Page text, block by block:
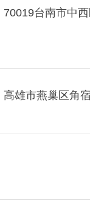
70019台南市中
高雄市燕巢区角